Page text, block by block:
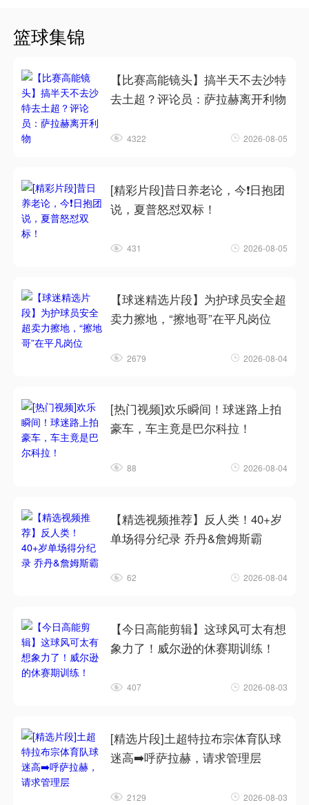
篮球集锦
【比赛高能镜头】搞半天不去沙特
去土超？评论员：萨拉赫离开利物
4322 2026-08-05
[精彩片段]昔日养老论，今❗日抱团
说，夏普怒怼双标！
431 2026-08-05
【球迷精选片段】为护球员安全超
卖力擦地，“擦地哥”在平凡岗位
2679 2026-08-04
[热门视频]欢乐瞬间！球迷路上拍
豪车，车主竟是巴尔科拉！
88 2026-08-04
【精选视频推荐】反人类！40+岁
单场得分纪录 乔丹&詹姆斯霸
62 2026-08-04
【今日高能剪辑】这球风可太有想
象力了！威尔逊的休赛期训练！
407 2026-08-03
[精选片段]土超特拉布宗体育队球
迷高➡️呼萨拉赫，请求管理层
2129 2026-08-03